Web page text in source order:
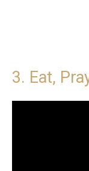
3. Eat,